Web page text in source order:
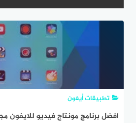
تطبيقات أيفون
افضل برنامج مونتاج فيديو للايفون مجانا 2023